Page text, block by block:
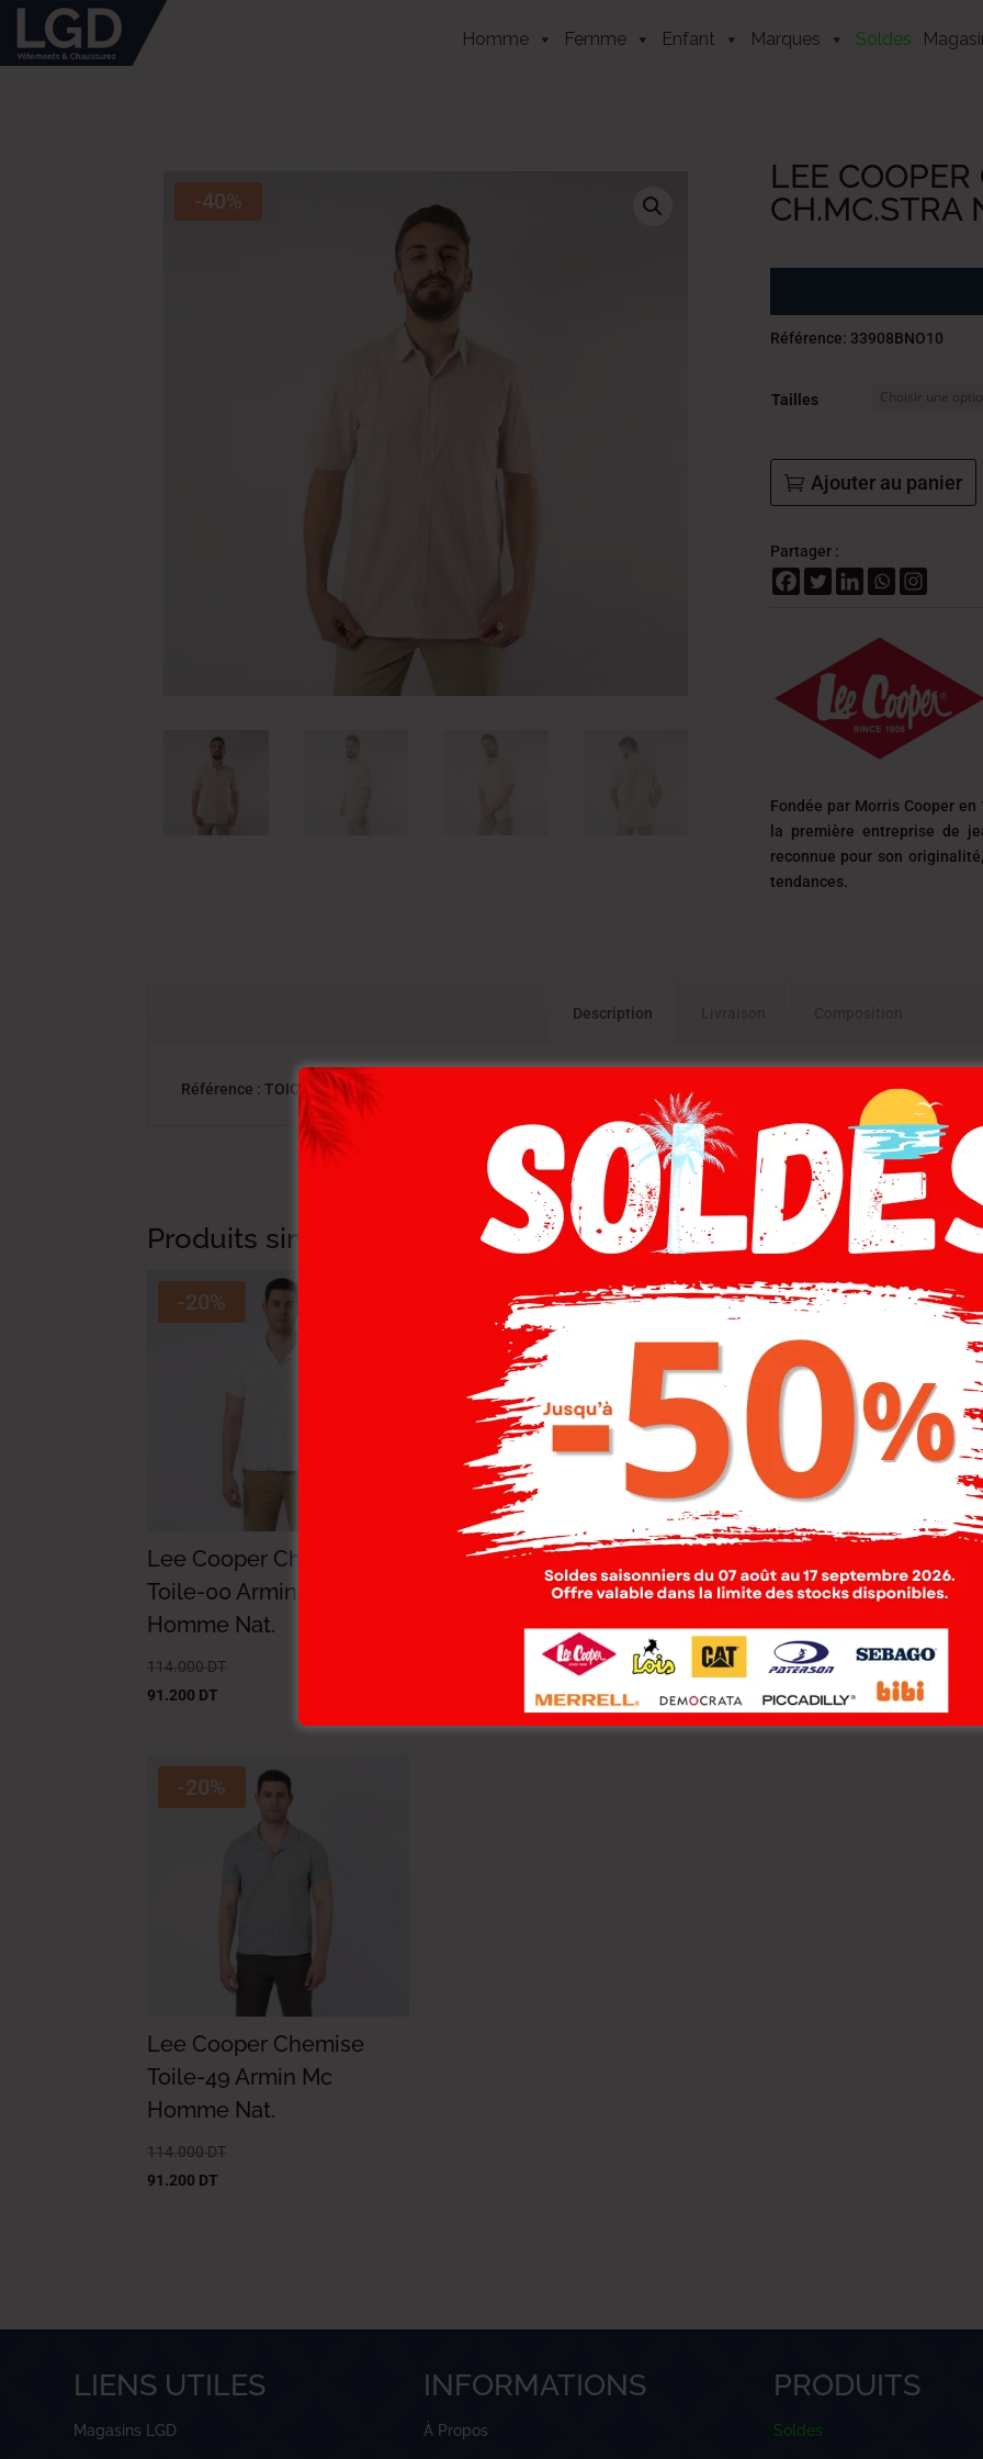
Homme Femme Enfant Marques Soldes
-40%
LEE
CH.MC.STRA
Référence: 33908BNO10
Tailles
Ajouter au panier
Partager :
Fondée par Morris Cooper en
la première entreprise de
reconnue pour son
tendances.
Description
Référence : TOICRJ-08 CH.MC.STRA NAT. | Catégorie : Chemise Toile
Produits similaires
-20%
Lee Cooper Chemise
Toile-00 Armin Mc
Homme Nat.
114.000 DT
91.200 DT
-20%
Lee Cooper Chemise
Toile-01 Linzo ML
Homme Nat.
-20%
Toile-04 Linzo ML
Homme Nat.
119.000DT
95.200DT
-20%
Lee Cooper Chemise
Toile-49 Armin Mc
Homme Nat.
114.000 DT
91.200 DT
LIENS UTILES
Magasins LGD
INFORMATIONS
À Propos
PRODUITS
Soldes